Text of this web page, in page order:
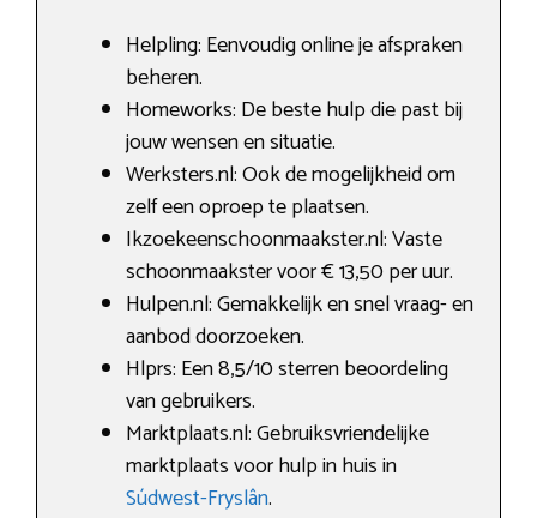
Helpling: Eenvoudig online je afspraken
beheren.
Homeworks: De beste hulp die past bij
jouw wensen en situatie.
Werksters.nl: Ook de mogelijkheid om
zelf een oproep te plaatsen.
Ikzoekeenschoonmaakster.nl: Vaste
schoonmaakster voor € 13,50 per uur.
Hulpen.nl: Gemakkelijk en snel vraag- en
aanbod doorzoeken.
Hlprs: Een 8,5/10 sterren beoordeling
van gebruikers.
Marktplaats.nl: Gebruiksvriendelijke
marktplaats voor hulp in huis in
Súdwest-Fryslân.